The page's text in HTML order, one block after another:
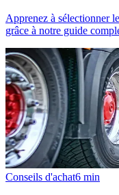
Apprenez à sélectionner
grâce à notre guide
Conseils d'achat6 min